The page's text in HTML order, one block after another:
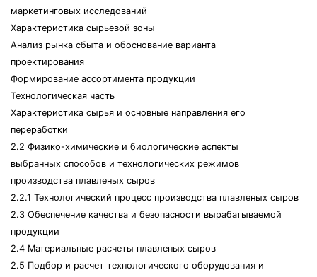
маркетинговых исследований
Характеристика сырьевой зоны
Анализ рынка сбыта и обоснование варианта
проектирования
Формирование ассортимента продукции
Технологическая часть
Характеристика сырья и основные направления его
переработки
2.2 Физико-химические и биологические аспекты
выбранных способов и технологических режимов
производства плавленых сыров
2.2.1 Технологический процесс производства плавленых сыров
2.3 Обеспечение качества и безопасности вырабатываемой
продукции
2.4 Материальные расчеты плавленых сыров
2.5 Подбор и расчет технологического оборудования и